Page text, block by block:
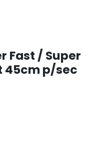
Fast / Super
45cm p/sec